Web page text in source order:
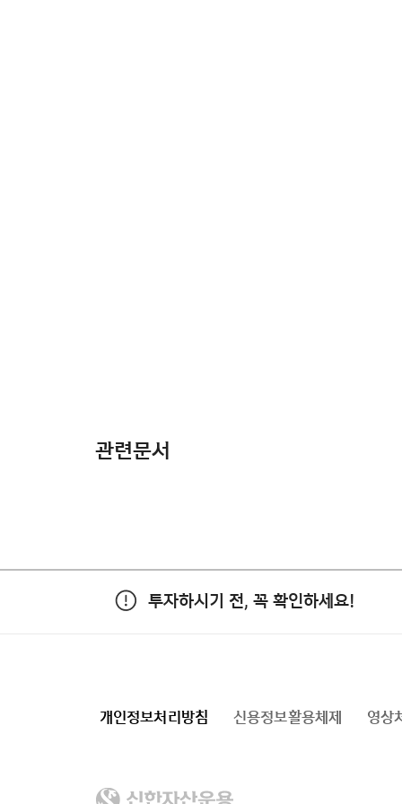
관련문서
투자하시기 전, 꼭 확인하세요!
개인정보처리방침 신용정보활용체제 영상